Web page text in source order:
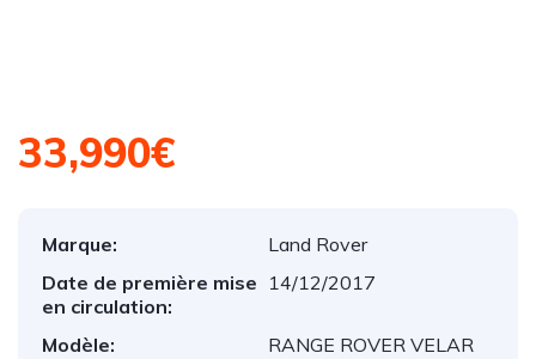
33,990€
Marque:
Land Rover
Date de première mise
en circulation:
14/12/2017
Modèle:
RANGE ROVER VELAR